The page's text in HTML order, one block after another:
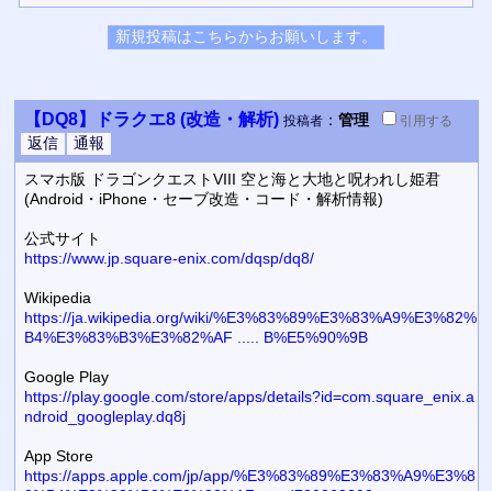
【DQ8】ドラクエ8 (改造・解析) 投稿者： 管理 引用する
スマホ版 ドラゴンクエストVIII 空と海と大地と呪われし姫君
(Android・iPhone・セーブ改造・コード・解析情報)
公式サイト
https://www.jp.square-enix.com/dqsp/dq8/
Wikipedia
https://ja.wikipedia.org/wiki/%E3%83%89%E3%83%A9%E3%82%
B4%E3%83%B3%E3%82%AF ..... B%E5%90%9B
Google Play
https://play.google.com/store/apps/details?id=com.square_enix.a
ndroid_googleplay.dq8j
App Store
https://apps.apple.com/jp/app/%E3%83%89%E3%83%A9%E3%8